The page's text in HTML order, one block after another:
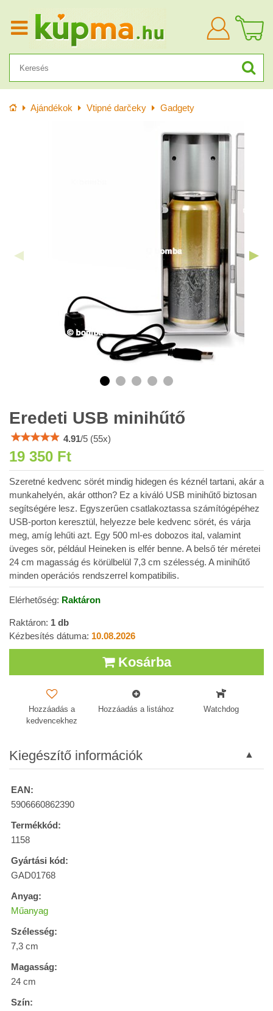
KezdőlapAjándékok Vtipné darčeky Gadgety
Eredeti USB minihűtő
4.91/5 (55x)
19 350 Ft
Szeretné kedvenc sörét mindig hidegen és kéznél tartani, akár a
munkahelyén, akár otthon? Ez a kiváló USB minihűtő biztosan
segítségére lesz. Egyszerűen csatlakoztassa számítógépéhez
USB-porton keresztül, helyezze bele kedvenc sörét, és várja
meg, amíg lehűti azt. Egy 500 ml-es dobozos ital, valamint
üveges sör, például Heineken is elfér benne. A belső tér méretei
24 cm magasság és körülbelül 7,3 cm szélesség. A minihűtő
minden operációs rendszerrel kompatibilis.
Elérhetőség: Raktáron
Raktáron: 1 db
Kézbesítés dátuma: 10.08.2026
Kosárba
Hozzáadás a
kedvencekhez
Hozzáadás a listához Watchdog
Kiegészítő információk
EAN:
5906660862390
Termékkód:
1158
Gyártási kód:
GAD01768
Anyag:
Műanyag
Szélesség:
7,3 cm
Magasság:
24 cm
Szín: